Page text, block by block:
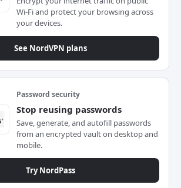
Wi-Fi and protect your browsing across
your devices.
See NordVPN plans
Password security
Stop reusing passwords
Save, generate, and autofill passwords
from an encrypted vault on desktop and
mobile.
Try NordPass